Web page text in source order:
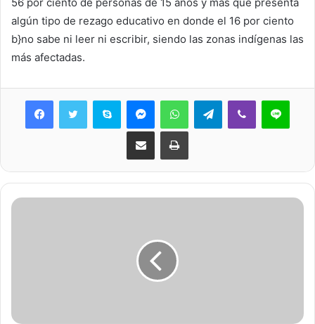
algún tipo de rezago educativo en donde el 16 por ciento
b}no sabe ni leer ni escribir, siendo las zonas indígenas las
más afectadas.
Skype MessengerWhatsAppTelegramViber Line
Share via Email Print